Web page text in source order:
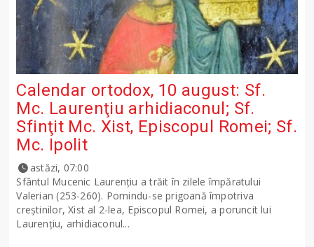
Calendar ortodox, 10 august: Sf.
Mc. Laurenţiu arhidiaconul; Sf.
Sfinţit Mc. Xist, Episcopul Romei; Sf.
Mc. Ipolit
astăzi, 07:00
Sfântul Mucenic Laurenţiu a trăit în zilele împăratului
Valerian (253-260). Pornindu-se prigoană împotriva
creştinilor, Xist al 2-lea, Episcopul Romei, a poruncit lui
Laurenţiu, arhidiaconul...